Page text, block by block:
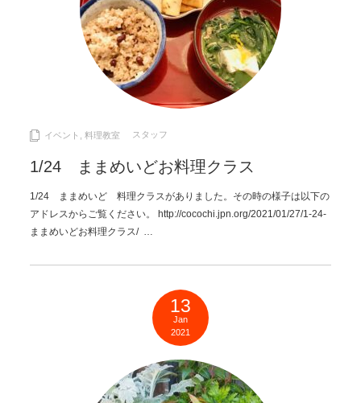
イベント ,料理教室 スタッフ
1/24 ままめいどお料理クラス
1/24 ままめいど 料理クラスがありました。その時の様子は以下の
アドレスからご覧ください。 http://cocochi.jpn.org/2021/01/27/1-24-
ままめいどお料理クラス/ …
13
Jan
2021